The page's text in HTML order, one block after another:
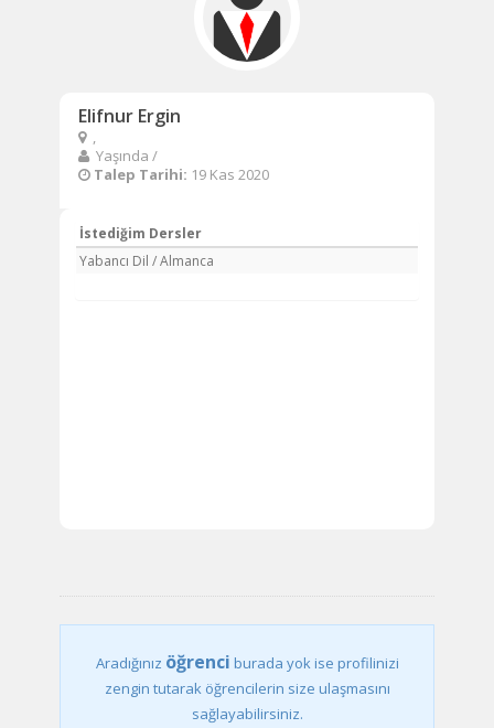
Elifnur Ergin
,
Yaşında /
Talep Tarihi: 19 Kas 2020
İstediğim Dersler
Yabancı Dil / Almanca
Aradığınız öğrenci burada yok ise profilinizi
zengin tutarak öğrencilerin size ulaşmasını
sağlayabilirsiniz.